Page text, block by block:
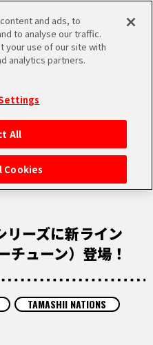
MEN
リーズに新ライン
チューン）登場！
TAMASHII NATIONS
and ads, to
to analyse our traffic.
your use of our site with
analytics partners.
All
Cookies